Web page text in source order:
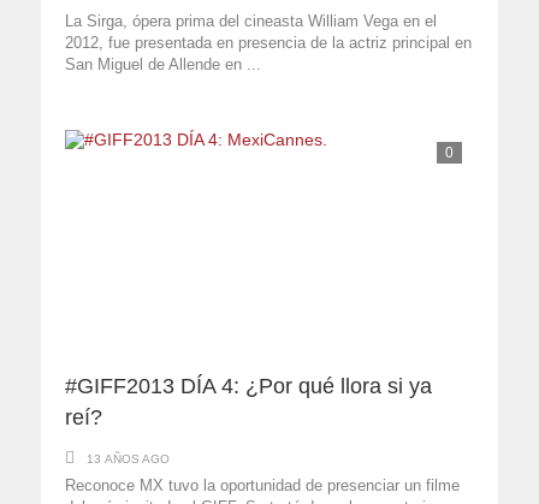
La Sirga, ópera prima del cineasta William Vega en el
2012, fue presentada en presencia de la actriz principal en
San Miguel de Allende en ...
0
#GIFF2013 DÍA 4: ¿Por qué llora si ya
reí?
13 AÑOS AGO
Reconoce MX tuvo la oportunidad de presenciar un filme